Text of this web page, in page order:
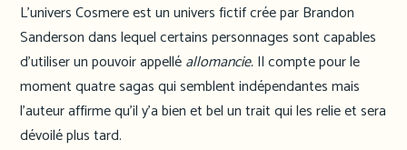
L’univers Cosmere est un univers fictif crée par Brandon
Sanderson dans lequel certains personnages sont capables
d’utiliser un pouvoir appelléallomancie.Il compte pour le
moment quatre sagas qui semblent indépendantes mais
l’auteur affirme qu’il y’a bien et bel un trait qui les relie et sera
dévoilé plus tard.